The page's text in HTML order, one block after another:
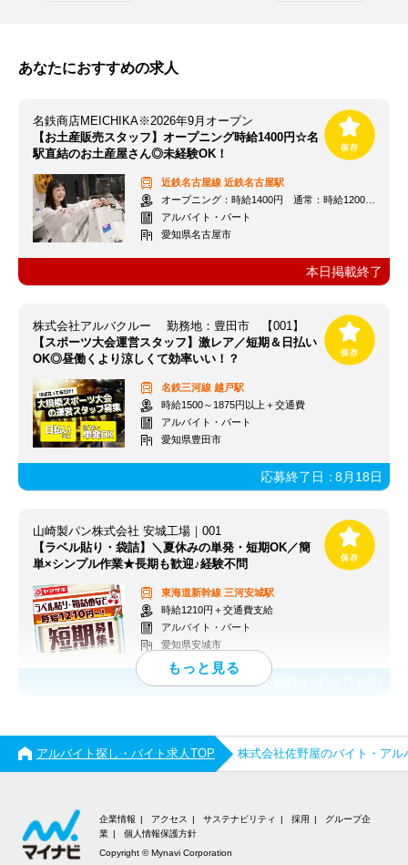
あなたにおすすめの求人
名鉄商店MEICHIKA※2026年9月オープン
【お土産販売スタッフ】オープニング時給1400円☆名
駅直結のお土産屋さん◎未経験OK！
近鉄名古屋線 近鉄名古屋駅
オープニング：時給1400円 通常：時給1200円～＋交通費全額支給
アルバイト・パート
愛知県名古屋市
本日掲載終了
株式会社アルバクルー 勤務地：豊田市 【001】
【スポーツ大会運営スタッフ】激レア／短期＆日払い
OK◎昼働くより涼しくて効率いい！？
名鉄三河線 越戸駅
時給1500～1875円以上＋交通費
アルバイト・パート
愛知県豊田市
応募終了日：8月18日
山崎製パン株式会社 安城工場｜001
【ラベル貼り・袋詰】＼夏休みの単発・短期OK／簡
単×シンプル作業★長期も歓迎♪経験不問
東海道新幹線 三河安城駅
時給1210円＋交通費支給
アルバイト・パート
愛知県安城市
応募終了日：
アルバイト探し・バイト求人TOP 株式会社佐野屋のバイト・アル
企業情報 アクセス サステナビリティ 採用
グループ企
業
個人情報保護方針
Copyright © Mynavi Corporation